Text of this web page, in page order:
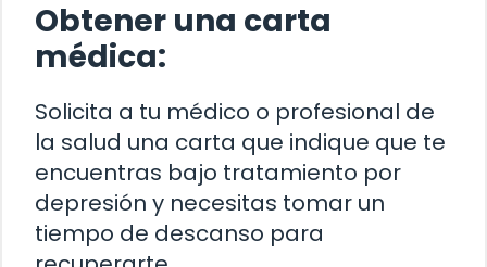
Obtener una carta
médica:
Solicita a tu médico o profesional de
la salud una carta que indique que te
encuentras bajo tratamiento por
depresión y necesitas tomar un
tiempo de descanso para